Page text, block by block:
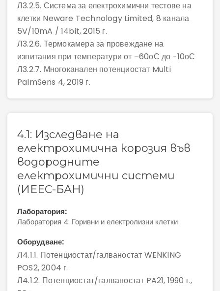
Л3.2.5. Система за електрохимични тестове на
клетки Neware Technology Limited, 8 канала
5V/10mA / 14bit, 2015 г.
Л3.2.6. Термокамера за провеждане на
изпитания при температури от –60оС до -10оС
Л3.2.7. Многоканален потенциостат Multi
PalmSens 4, 2019 г.
4.1: Изследване на
електрохимична корозия във
водородните
електрохимични системи
(ИЕЕС-БАН)
Лаборатория:
Лаборатория 4: Горивни и електролизни клетки
Оборудване:
Л4.1.1. Потенциостат/галваностат WENKING
POS2, 2004 г.
Л4.1.2. Потенциостат/галваностат PA21, 1990 г.,